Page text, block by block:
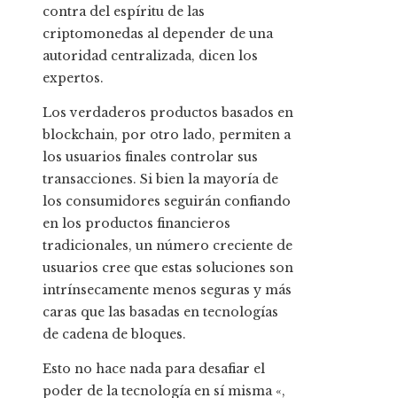
contra del espíritu de las
criptomonedas al depender de una
autoridad centralizada, dicen los
expertos.
Los verdaderos productos basados ​​en
blockchain, por otro lado, permiten a
los usuarios finales controlar sus
transacciones. Si bien la mayoría de
los consumidores seguirán confiando
en los productos financieros
tradicionales, un número creciente de
usuarios cree que estas soluciones son
intrínsecamente menos seguras y más
caras que las basadas en tecnologías
de cadena de bloques.
Esto no hace nada para desafiar el
poder de la tecnología en sí misma «,